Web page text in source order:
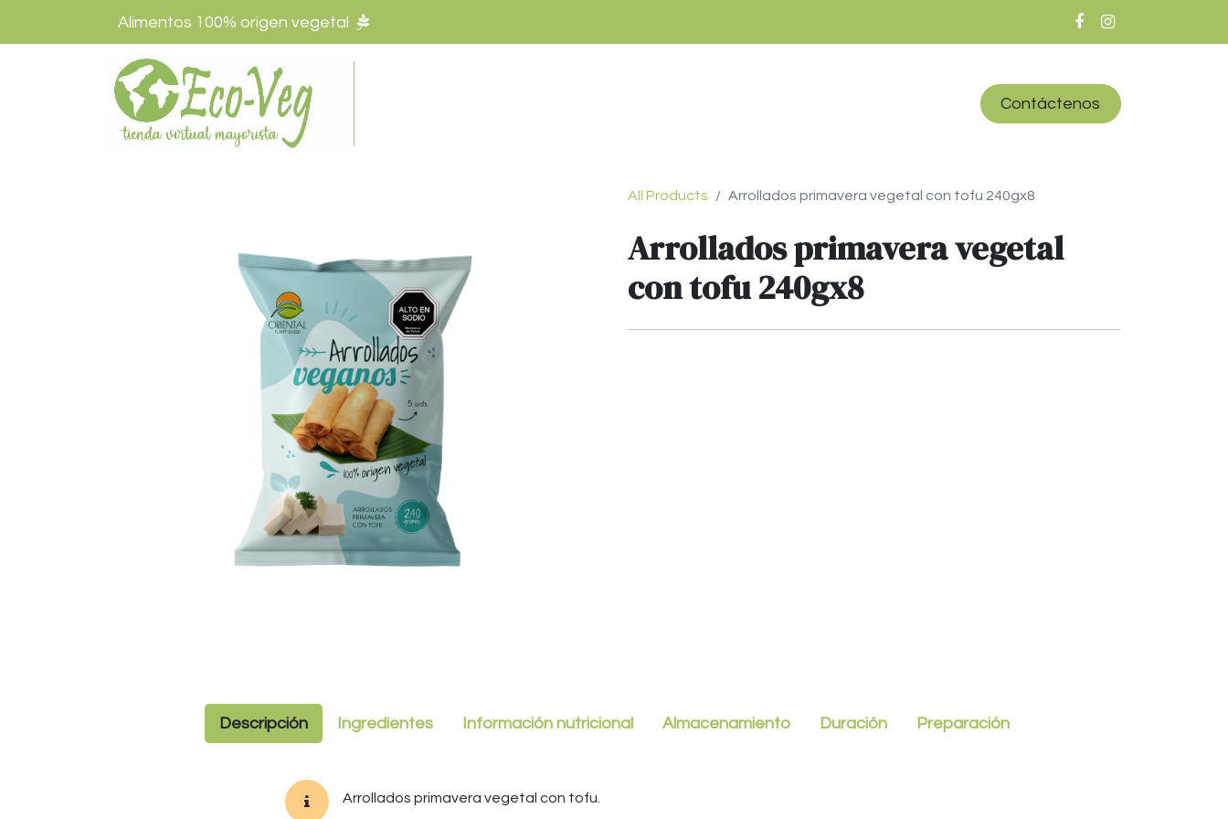
Alimentos 100% origen vegetal
Contáctenos
All Products Arrollados primavera vegetal con tofu 240gx8
Arrollados primavera vegetal
con tofu 240gx8
Descripción Ingredientes Información nutricional Almacenamiento Duración Preparación
Arrollados primavera vegetal con tofu.